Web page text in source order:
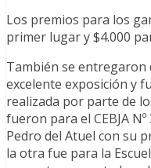
Los premios para los
primer lugar y $4.000
También se entregaron
excelente exposición y
realizada por parte de
fueron para el CEBJA
Pedro del Atuel con su
la otra fue para la